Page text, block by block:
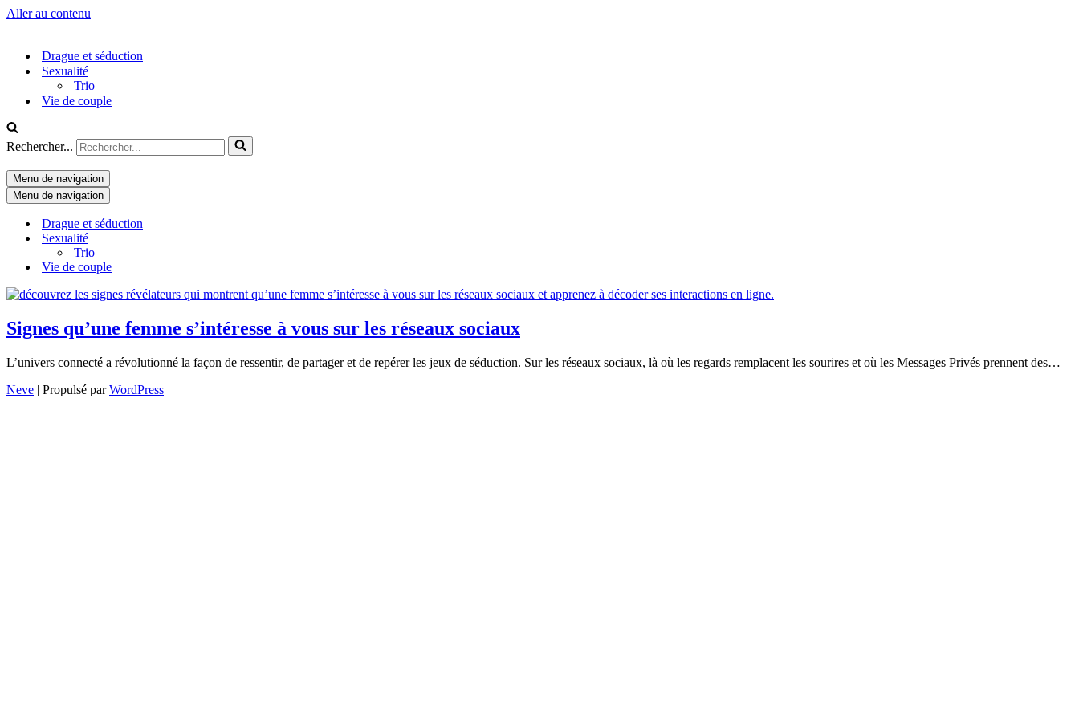
Aller au contenu
Drague et séduction
Sexualité
Trio
Vie de couple
Rechercher...
Menu de navigation
Menu de navigation
Drague et séduction
Sexualité
Trio
Vie de couple
Signes qu’une femme s’intéresse à vous sur les réseaux sociaux
L’univers connecté a révolutionné la façon de ressentir, de partager et de repérer les jeux de séduction. Sur les réseaux sociaux, là où les regards remplacent les sourires et où les Messages Privés prennent des…
Neve | Propulsé parWordPress